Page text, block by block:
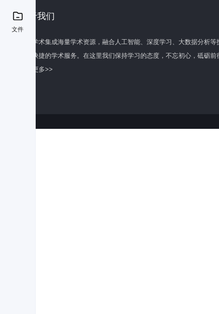
文件
关于我们
百度学术集成海量学术资源，融合人工智能、深度学习、大数据分析
全面快捷的学术服务。在这里我们保持学习的态度，不忘初心，砥砺前
了解更多>>